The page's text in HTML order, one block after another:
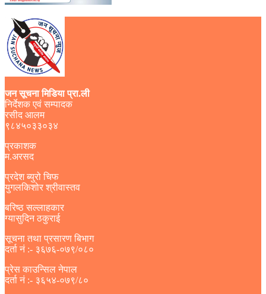
जन सूचना मिडिया प्रा.ली
निर्देशक एवं सम्पादक
रसीद आलम
९८४५०३३०३४
प्रकाशक
म.अरसद
प्रदेश ब्युरो चिफ
युगलकिशोर श्रीवास्तव
बरिष्ठ सल्लाहकार
ग्यासुदिन ठकुराई
सूचना तथा प्रसारण बिभाग
दर्ता नं :- ३६७६-०७९/०८०
प्रेस काउन्सिल नेपाल
दर्ता नं :- ३६५४-०७९/८०